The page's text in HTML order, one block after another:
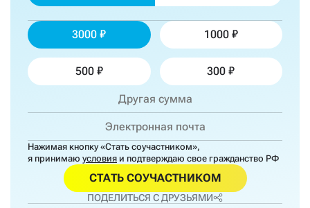
3000 1000
500 300
Нажимая кнопку «Стать соучастником»,
я принимаю условия и подтверждаю свое гражданство РФ
СТАТЬ СОУЧАСТНИКОМ
ПОДЕЛИТЬСЯ С ДРУЗЬЯМИ